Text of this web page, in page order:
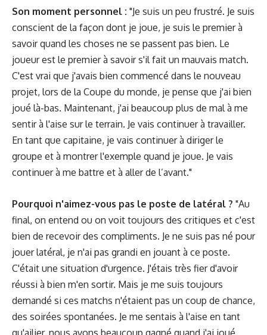
Son moment personnel : "Je suis un peu frustré. Je suis
conscient de la façon dont je joue, je suis le premier à
savoir quand les choses ne se passent pas bien. Le
joueur est le premier à savoir s'il fait un mauvais match.
C'est vrai que j'avais bien commencé dans le nouveau
projet, lors de la Coupe du monde, je pense que j'ai bien
joué là-bas. Maintenant, j'ai beaucoup plus de mal à me
sentir à l'aise sur le terrain. Je vais continuer à travailler.
En tant que capitaine, je vais continuer à diriger le
groupe et à montrer l'exemple quand je joue. Je vais
continuer à me battre et à aller de l’avant."
Pourquoi n'aimez-vous pas le poste de latéral ? "Au
final, on entend ou on voit toujours des critiques et c'est
bien de recevoir des compliments. Je ne suis pas né pour
jouer latéral, je n'ai pas grandi en jouant à ce poste.
C'était une situation d'urgence. J'étais très fier d'avoir
réussi à bien m'en sortir. Mais je me suis toujours
demandé si ces matchs n'étaient pas un coup de chance,
des soirées spontanées. Je me sentais à l'aise en tant
qu'ailier, nous avons beaucoup gagné quand j'ai joué